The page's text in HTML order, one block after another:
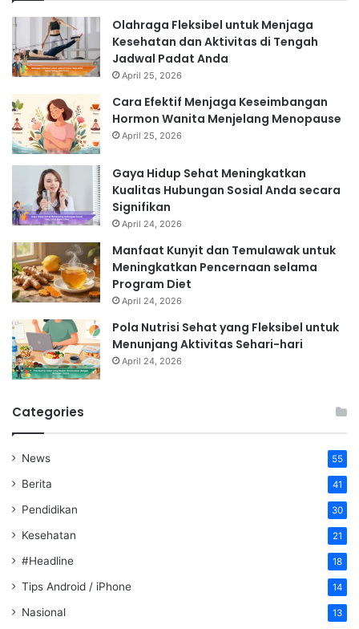
Olahraga Fleksibel untuk Menjaga
Kesehatan dan Aktivitas di Tengah
Jadwal Padat Anda
April 25, 2026
Cara Efektif Menjaga Keseimbangan
Hormon Wanita Menjelang Menopause
April 25, 2026
Gaya Hidup Sehat Meningkatkan
Kualitas Hubungan Sosial Anda secara
Signifikan
April 24, 2026
Manfaat Kunyit dan Temulawak untuk
Meningkatkan Pencernaan selama
Program Diet
April 24, 2026
Pola Nutrisi Sehat yang Fleksibel untuk
Menunjang Aktivitas Sehari-hari
April 24, 2026
Categories
News 55
Berita 41
Pendidikan 30
Kesehatan 21
#Headline 18
Tips Android / iPhone 14
Nasional 13